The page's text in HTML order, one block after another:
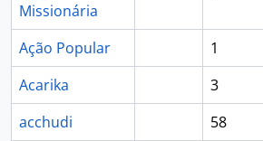
Missionária
Ação Popular 1
Acarika
3
acchudi
58